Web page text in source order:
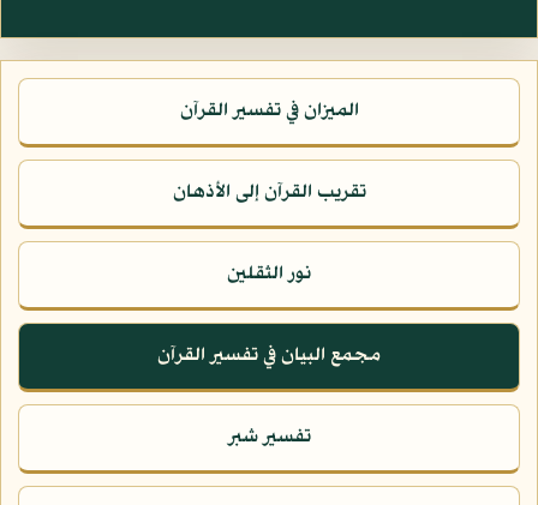
الميزان في تفسير القرآن
تقريب القرآن إلى الأذهان
نور الثقلين
مجمع البيان في تفسير القرآن
تفسير شبر